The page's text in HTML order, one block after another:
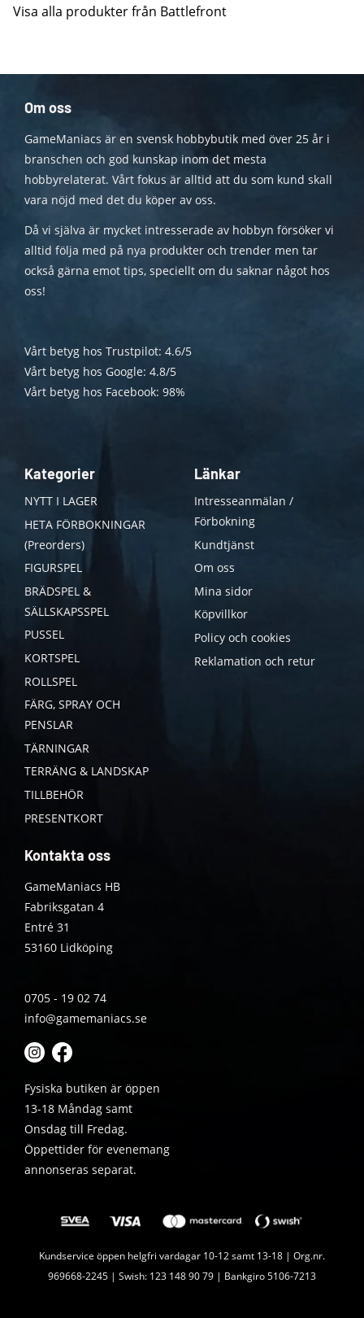
Visa alla produkter från Battlefront
Om oss
GameManiacs är en svensk hobbybutik med över 25 år i
branschen och god kunskap inom det mesta
hobbyrelaterat. Vårt fokus är alltid att du som kund skall
vara nöjd med det du köper av oss.
Då vi själva är mycket intresserade av hobbyn försöker vi
alltid följa med på nya produkter och trender men tar
också gärna emot tips, speciellt om du saknar något hos
oss!
Vårt betyg hos Trustpilot: 4.6/5
Vårt betyg hos Google: 4.8/5
Vårt betyg hos Facebook: 98%
Kategorier
NYTT I LAGER
HETA FÖRBOKNINGAR
(Preorders)
FIGURSPEL
BRÄDSPEL &
SÄLLSKAPSSPEL
PUSSEL
KORTSPEL
ROLLSPEL
FÄRG, SPRAY OCH
PENSLAR
TÄRNINGAR
TERRÄNG & LANDSKAP
TILLBEHÖR
PRESENTKORT
Länkar
Intresseanmälan /
Förbokning
Kundtjänst
Om oss
Mina sidor
Köpvillkor
Policy och cookies
Reklamation och retur
Kontakta oss
GameManiacs HB
Fabriksgatan 4
Entré 31
53160 Lidköping
0705 - 19 02 74
info@gamemaniacs.se
Fysiska butiken är öppen
13-18 Måndag samt
Onsdag till Fredag.
Öppettider för evenemang
annonseras separat.
Kundservice öppen helgfri vardagar 10-12 samt 13-18 | Org.nr.
969668-2245 | Swish: 123 148 90 79 | Bankgiro 5106-7213